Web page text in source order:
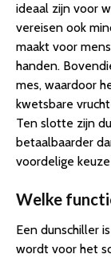
ideaal zijn voor
vereisen ook
maakt voor
handen.
mes, waardoor
kwetsbare
Ten slotte zijn
betaalbaarder
voordelige
Welke
Een dunschiller
wordt voor het